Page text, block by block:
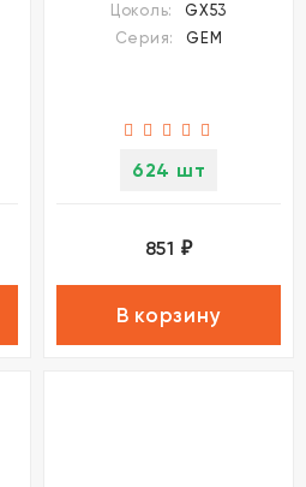
Цоколь:
GX53
Серия:
GEM
624 шт
851 ₽
В корзину